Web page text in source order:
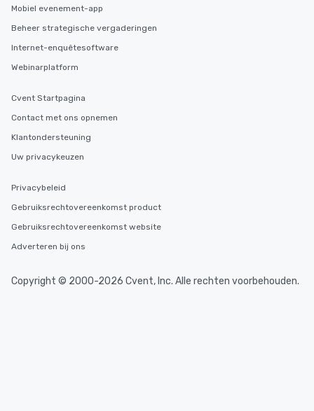
Mobiel evenement-app
Beheer strategische vergaderingen
Internet-enquêtesoftware
Webinarplatform
Cvent Startpagina
Contact met ons opnemen
Klantondersteuning
Uw privacykeuzen
Privacybeleid
Gebruiksrechtovereenkomst product
Gebruiksrechtovereenkomst website
Adverteren bij ons
Copyright © 2000-2026 Cvent, Inc. Alle rechten voorbehouden.